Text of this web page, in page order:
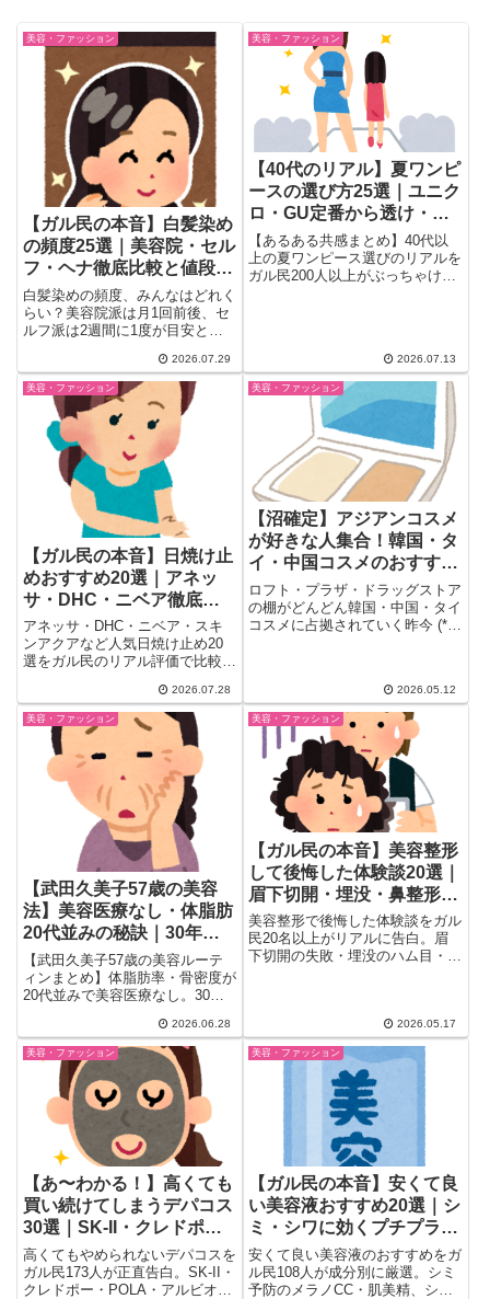
美容・ファッション
【ガル民の本音】白髪染め
の頻度25選｜美容院・セル
フ・ヘナ徹底比較と値段の
リアル
白髪染めの頻度、みんなはどれく
らい？美容院派は月1回前後、セ
ルフ派は2週間に1度が目安とい
ントとの使い分け、リタッチの値
段相場、明るさで失敗した体験談
まで、ガル民30人以上のリアル
な声を一気にまとめました。自分
に合った頻度選びの参考に。
2026.07.29
美容・ファッション
【40代のリアル】夏ワンピ
ースの選び方25選｜ユニク
ロ・GU定番から透け・汗
染み対策まで
【あるある共感まとめ】40代以
上の夏ワンピース選びのリアルを
ガル民200人以上がぶっちゃけ。
リアルな声を一気にチェック。
2026.07.13
美容・ファッション
【ガル民の本音】日焼け止
めおすすめ20選｜アネッ
サ・DHC・ニベア徹底比
較【2026夏の口コミ】
アネッサ・DHC・ニベア・スキ
ンアクアなど人気日焼け止め20
選をガル民のリアル評価で比較。
が注意すべき肌荒れの実例、手が
汚れないスティックタイプが選ば
れる理由まで、2026年夏の最新
口コミを体験談ベースでまとめま
した。
2026.07.28
美容・ファッション
【沼確定】アジアンコスメ
が好きな人集合！韓国・タ
イ・中国コスメのおすすめ
を語り合うガルちゃん民の
本音まとめ
ロフト・プラザ・ドラッグストア
の棚がどんどん韓国・中国・タイ
コスメに占拠されていく昨今 (*
2026.05.12
美容・ファッション
【武田久美子57歳の美容
法】美容医療なし・体脂肪
20代並みの秘訣｜30年続
ける朝ルーティンとバレエ
週3
【武田久美子57歳の美容ルーテ
ィンまとめ】体脂肪率・骨密度が
20代並みで美容医療なし。30年
食・バレエ週3の秘訣をガル民
475人が語る。真似できること・
できないことのリアルな本音も。
2026.06.28
美容・ファッション
【ガル民の本音】美容整形
して後悔した体験談20選｜
眉下切開・埋没・鼻整形の
失敗リスクをリアルに告白
美容整形で後悔した体験談をガル
民20名以上がリアルに告白。眉
下切開の失敗・埋没のハム目・鼻
の見極め方を徹底まとめ。2026.05.17
美容・ファッション
【あ〜わかる！】高くても
買い続けてしまうデパコス
30選｜SK-II・クレドポ
ー・POLAをやめられない
本音
高くてもやめられないデパコスを
ガル民173人が正直告白。SK-II・
クレドポー・POLA・アルビオ
美容・ファッション
【ガル民の本音】安くて良
い美容液おすすめ20選｜シ
ミ・シワに効くプチプラを
厳選
安くて良い美容液のおすすめをガ
ル民108人が成分別に厳選。シミ
予防のメラノCC・肌美精、シワ